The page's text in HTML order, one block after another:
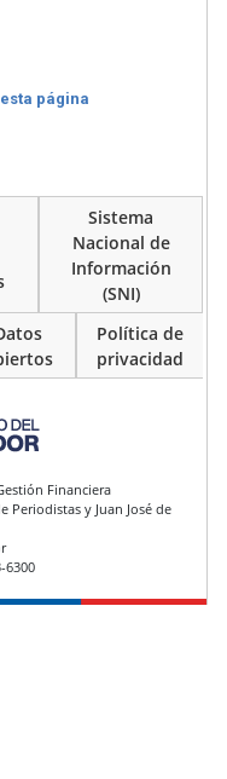
página
Sistema
Nacional de
Información
(SNI)
Política de
privacidad
Financiera
Periodistas y Juan José de
6300